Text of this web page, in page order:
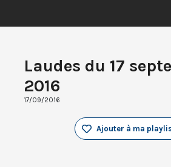
Laudes du 17
2016
17/09/2016
Ajouter à ma